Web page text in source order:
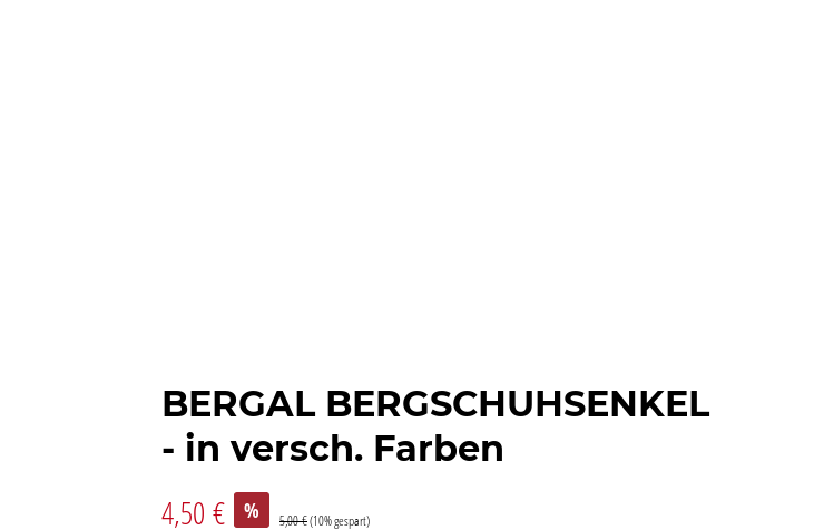
BERGAL BERGSCHUHSENKEL
- in versch. Farben
4,50 € % 5,00 €(10% gespart)